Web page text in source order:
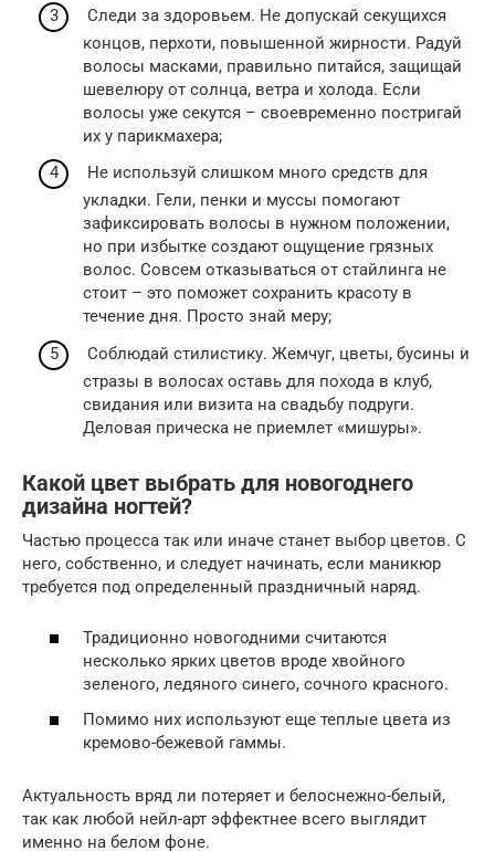
Следи за здоровьем. Не допускай секущихся
концов, перхоти, повышенной жирности. Радуй
волосы масками, правильно питайся, защищай
шевелюру от солнца, ветра и холода. Если
волосы уже секутся – своевременно постригай
их у парикмахера;
Не используй слишком много средств для
укладки. Гели, пенки и муссы помогают
зафиксировать волосы в нужном положении,
но при избытке создают ощущение грязных
волос. Совсем отказываться от стайлинга не
стоит – это поможет сохранить красоту в
течение дня. Просто знай меру;
Соблюдай стилистику. Жемчуг, цветы, бусины и
стразы в волосах оставь для похода в клуб,
свидания или визита на свадьбу подруги.
Деловая прическа не приемлет «мишуры».
Какой цвет выбрать для новогоднего
дизайна ногтей?
Частью процесса так или иначе станет выбор цветов. С
него, собственно, и следует начинать, если маникюр
требуется под определенный праздничный наряд.
Традиционно новогодними считаются
несколько ярких цветов вроде хвойного
зеленого, ледяного синего, сочного красного.
Помимо них используют еще теплые цвета из
кремово-бежевой гаммы.
Актуальность вряд ли потеряет и белоснежно-белый,
так как любой нейл-арт эффектнее всего выглядит
именно на белом фоне.